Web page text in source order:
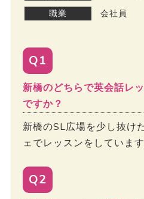
職業
会社員
Q1
新橋のどちらで英会話レ
ですか？
新橋のSL広場を少し抜け
ェでレッスンをしています
Q2